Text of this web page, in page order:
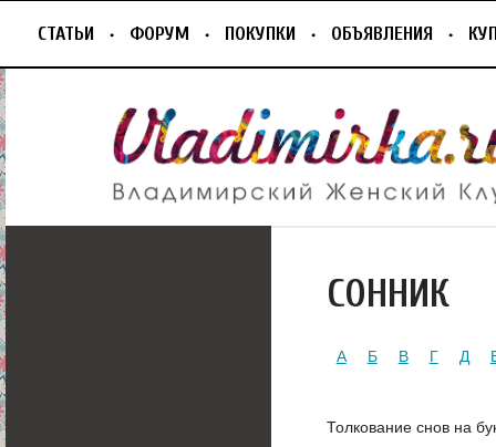
СТАТЬИ ФОРУМ ПОКУПКИ ОБЪЯВЛЕНИЯ
СОННИК
А Б В Г Д
Толкование снов на